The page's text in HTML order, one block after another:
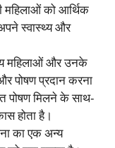
महिलाओं को आर्थिक
स्वास्थ्य और
महिलाओं और उनके
पोषण प्रदान करना
पोषण मिलने के साथ-
होता है।
का एक अन्य